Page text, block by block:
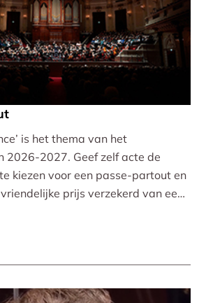
is het thema van het
2026-2027. Geef zelf acte de
kiezen voor een passe-partout en
prijs verzekerd van een